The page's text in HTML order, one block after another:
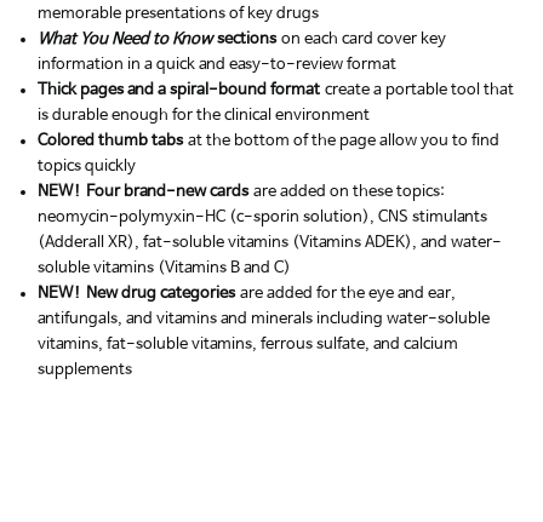
memorable presentations of key drugs
What You Need to Knowsectionson each card cover key
information in a quick and easy-to-review format
Thick pages and a spiral-bound format create a portable tool that
is durable enough for the clinical environment
Colored thumb tabsat the bottom of the page allow you to find
topics quickly
NEW! Four brand-new cardsare added on these topics:
neomycin-polymyxin-HC (c-sporin solution), CNS stimulants
(Adderall XR), fat-soluble vitamins (Vitamins ADEK), and water-
soluble vitamins (Vitamins B and C)
NEW! New drug categoriesare added for the eye and ear,
antifungals, and vitamins and minerals including water-soluble
vitamins, fat-soluble vitamins, ferrous sulfate, and calcium
supplements